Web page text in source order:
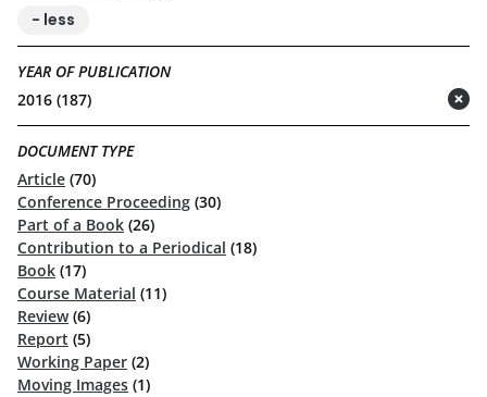
- less
YEAR OF PUBLICATION
2016 (187)
DOCUMENT TYPE
Article (70)
Conference Proceeding (30)
Part of a Book (26)
Contribution to a Periodical (18)
Book (17)
Course Material (11)
Review(6)
Report (5)
Working Paper (2)
Moving Images (1)